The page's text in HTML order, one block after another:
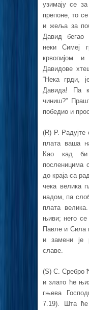
узимају се
препоне, то
и жеља за
Давид бегао
неки Симеј
крвопијом
Давидове
“Нека грди,
Давида! Па
чиниш?”
победио и
(R) Р. Радујте
плата ваша
Као кад
посленицима
до краја са
чека велика
надом, па
плата
њиви; него се
Павле и Сила
и замени је
славе.
(S) С. Сребро
и злато ће
гњева
7.19). Шта